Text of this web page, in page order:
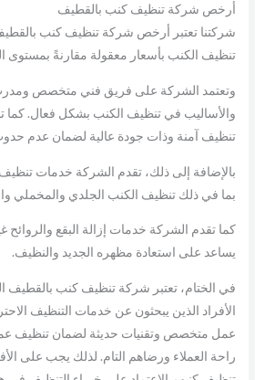
أرخص شركة تنظيف كنب بالقطيف
شركتنا تعتبر أرخص شركة تنظيف كنب
تنظيف الكنب بأسعار معقولة مقارنةً بمستوى
وتعتمد الشركة على فريق فني متخصص
والأساليب في تنظيف الكنب بشكل فعال. كما
تنظيف آمنة وذات جودة عالية لضمان عدم
بالإضافة إلى ذلك، تقدم الشركة خدمات تنظيف
بما في ذلك تنظيف الكنب الجلدي والمخملي
كما تقدم الشركة خدمات إزالة البقع والروائح
يساعد على استعادة مظهره الجديد والنظيف.
في الختام، تعتبر شركة تنظيف كنب بالقطيف
الأفراد الذين يبحثون عن خدمات التنظيف
عمل متخصص وتقنيات حديثة لضمان تنظيف
راحة العملاء ورضاهم التام. لذلك يجب على